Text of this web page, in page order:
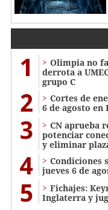
1
Olimpia no
derrota a
grupo C
2
Cortes de
6 de agosto en
3
CN aprueba
potenciar
y eliminar
4
Condiciones
jueves 6 de
5
Fichajes:
Inglaterra y